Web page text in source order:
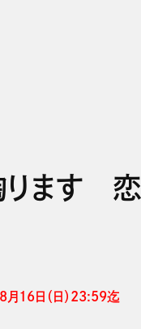
ます 恋
16日（日）23:59迄